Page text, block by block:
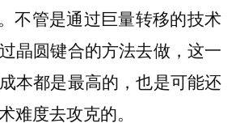
不管是通过巨量转移的技术
晶圆键合的方法去做，这一
本都是最高的，也是可能还
难度去攻克的。